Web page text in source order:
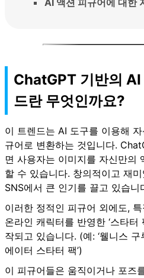
AI 액션 피규어에 대한
ChatGPT 기반의 AI
드란 무엇인까요?
이 트렌드는 AI 도구를 이용해
규어로 변환하는 것입니다.
면 사용자는 이미지를 자신만의
할 수 있습니다. 창의적이고 재
SNS에서 큰 인기를 끌고 있습니
이러한 정적인 피규어 외에도,
온라인 캐릭터를 반영한 ‘스타터
작되고 있습니다. (예: ‘웰니스 구
에이터 스타터 팩’)
이 피규어들은 움직이거나 포즈